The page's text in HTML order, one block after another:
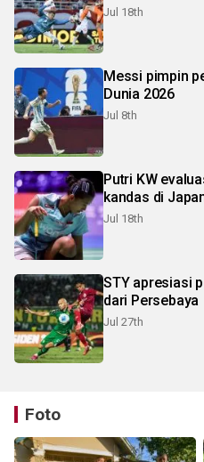
Jul 18th
Messi pimpin
Dunia 2026
Jul 8th
Putri KW
kandas di
Jul 18th
STY apresiasi
dari Persebaya
Jul 27th
Foto